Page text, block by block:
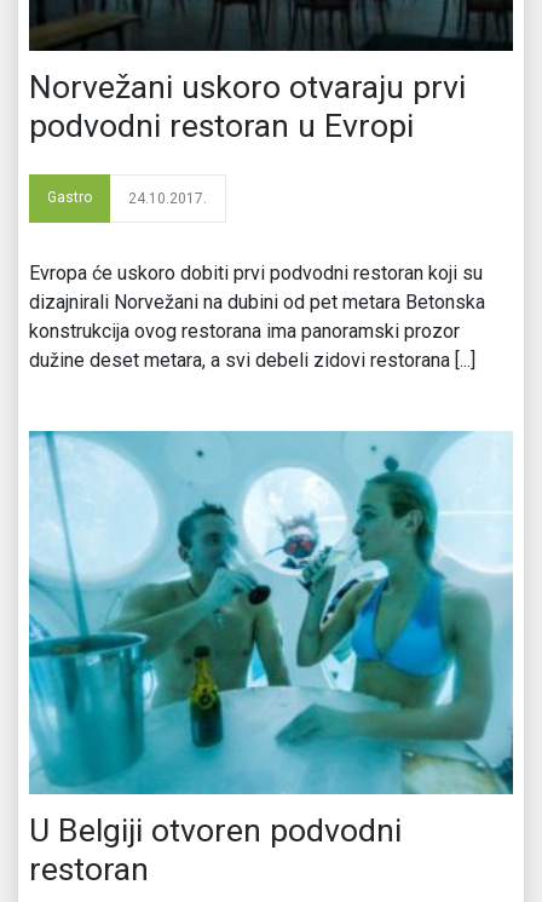
Norvežani uskoro otvaraju prvi
podvodni restoran u Evropi
Gastro 24.10.2017.
Evropa će uskoro dobiti prvi podvodni restoran koji su
dizajnirali Norvežani na dubini od pet metara Betonska
konstrukcija ovog restorana ima panoramski prozor
dužine deset metara, a svi debeli zidovi restorana [...]
U Belgiji otvoren podvodni
restoran